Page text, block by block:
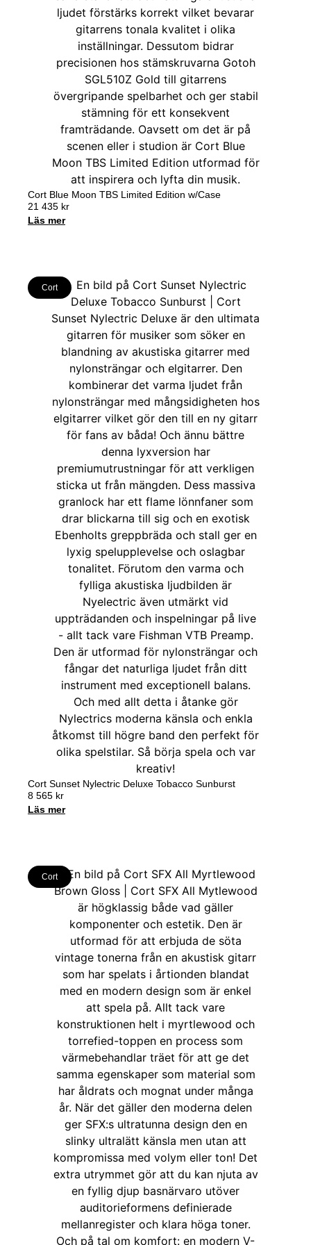
Cort Blue Moon TBS Limited Edition w/Case
21 435 kr
Läs mer
Cort
Cort Sunset Nylectric Deluxe Tobacco Sunburst
8 565 kr
Läs mer
Cort